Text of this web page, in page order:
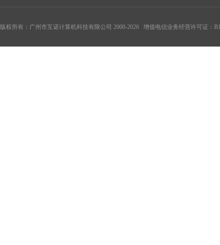
版权所有：广州市互诺计算机科技有限公司 2000-2026 增值电信业务经营许可证：